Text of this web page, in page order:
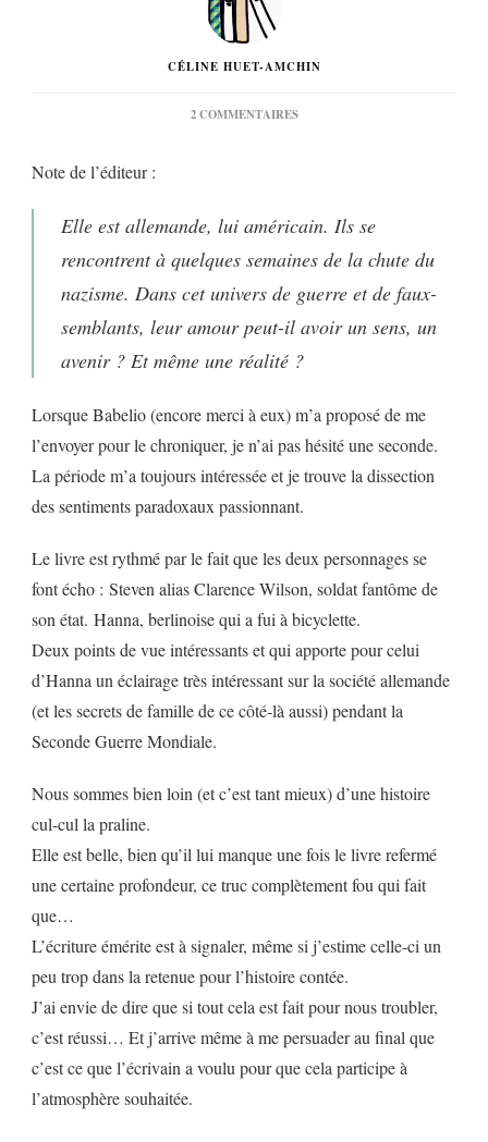
CÉLINE HUET-AMCHIN
2 COMMENTAIRESSUR
GUY
SOUMY…
Note de l’éditeur :
Elle est allemande, lui américain. Ils se
rencontrent à quelques semaines de la chute du
nazisme. Dans cet univers de guerre et de faux-
semblants, leur amour peut-il avoir un sens, un
avenir ? Et même une réalité ?
Lorsque Babelio (encore merci à eux) m’a proposé de me
l’envoyer pour le chroniquer, je n’ai pas hésité une seconde.
La période m’a toujours intéressée et je trouve la dissection
des sentiments paradoxaux passionnant.
Le livre est rythmé par le fait que les deux personnages se
font écho : Steven alias Clarence Wilson, soldat fantôme de
son état. Hanna, berlinoise qui a fui à bicyclette.
Deux points de vue intéressants et qui apporte pour celui
d’Hanna un éclairage très intéressant sur la société allemande
(et les secrets de famille de ce côté-là aussi) pendant la
Seconde Guerre Mondiale.
Nous sommes bien loin (et c’est tant mieux) d’une histoire
cul-cul la praline.
Elle est belle, bien qu’il lui manque une fois le livre refermé
une certaine profondeur, ce truc complètement fou qui fait
que…
L’écriture émérite est à signaler, même si j’estime celle-ci un
peu trop dans la retenue pour l’histoire contée.
J’ai envie de dire que si tout cela est fait pour nous troubler,
c’est réussi… Et j’arrive même à me persuader au final que
c’est ce que l’écrivain a voulu pour que cela participe à
l’atmosphère souhaitée.